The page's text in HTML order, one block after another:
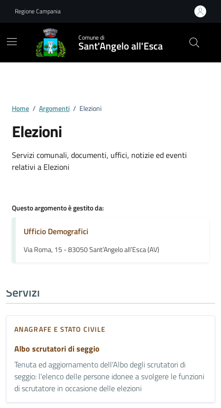
Regione Campania
Comune di
Sant'Angelo all'Esca
Home / Argomenti / Elezioni
Elezioni
Dettagli dell'argomento
Servizi comunali, documenti, uffici, notizie ed eventi
relativi a Elezioni
Questo argomento è gestito da:
Ufficio Demografici
Via Roma, 15 - 83050 Sant’Angelo all’Esca (AV)
Servizi
ANAGRAFE E STATO CIVILE
Albo scrutatori di seggio
Tenuta ed aggiornamento dell'Albo degli scrutatori di
seggio: l'elenco delle persone idonee a svolgere le funzioni
di scrutatore in occasione delle elezioni